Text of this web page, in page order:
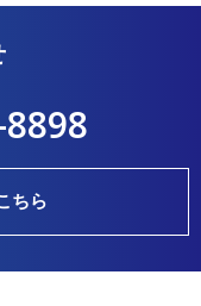
ちら